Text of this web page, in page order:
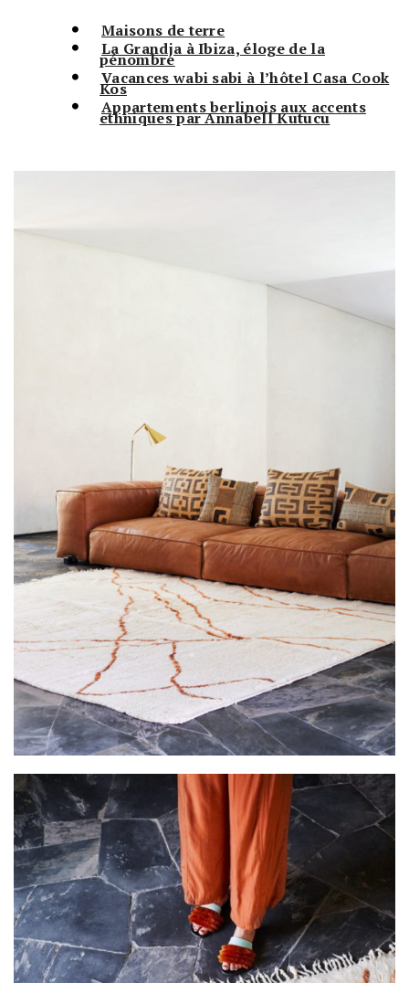
Maisons de terre
La Grandja à Ibiza, éloge de la
pénombre
Vacances wabi sabi à l’hôtel Casa Cook
Kos
Appartements berlinois aux accents
ethniques par Annabell Kutucu